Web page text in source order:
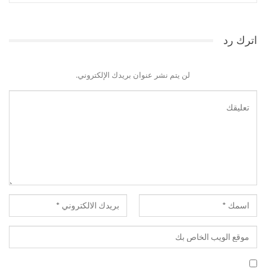
اترك رد
لن يتم نشر عنوان بريدك الإلكتروني.